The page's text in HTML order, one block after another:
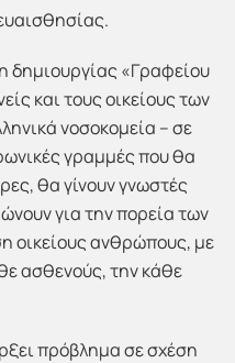
δημιουργίας «Γραφείου
και τους οικείους των
νοσοκομεία – σε
γραμμές που θα
θα γίνουν γνωστές
για την πορεία των
οικείους ανθρώπους, με
ασθενούς, την κάθε
πρόβλημα σε σχέση